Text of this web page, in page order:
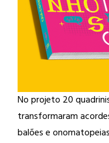
No projeto 20
transformaram
balões e